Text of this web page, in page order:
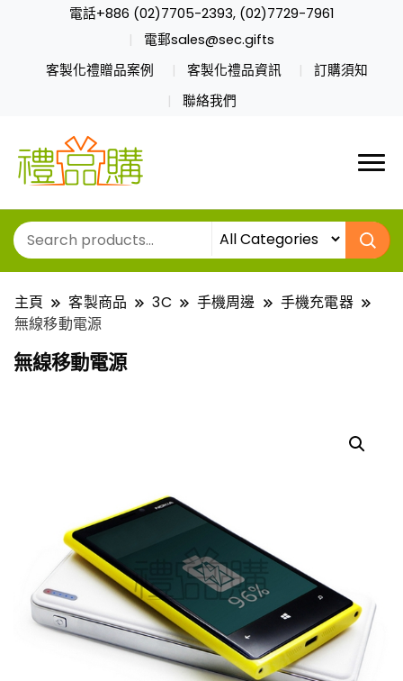
電話+886 (02)7705-2393, (02)7729-7961
電郵sales@sec.gifts
客製化禮贈品案例
客製化禮品資訊
訂購須知
聯絡我們
主頁 客製商品 3C 手機周邊
手機充電器
無線移動電源
無線移動電源